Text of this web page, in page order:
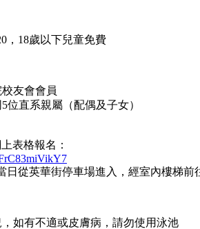
，18歲以下兒童免費
友會會員
位直系親屬（配偶及子女）
表格報名：
日從英華街停車場進入，經室內樓梯前
，如有不適或皮膚病，請勿使用泳池